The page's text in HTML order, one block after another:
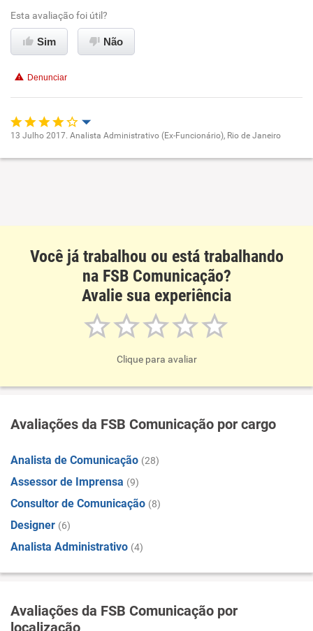
Ambiente de trabalho
Conciliação com a vida familiar
Recomenda esta empresa
Recomenda a diretoria
Esta avaliação foi útil?
Sim Não
Denunciar
Benefícios
Recomenda esta empresa
13 Julho 2017. Analista Administrativo (Ex-Funcionário), Rio de Janeiro
Você já trabalhou ou está trabalhando
na FSB Comunicação?
Avalie sua experiência
Clique para avaliar
Avaliações da FSB Comunicação por cargo
Analista de Comunicação (28)
Assessor de Imprensa (9)
Consultor de Comunicação (8)
Designer (6)
Analista Administrativo (4)
Avaliações da FSB Comunicação por
localização